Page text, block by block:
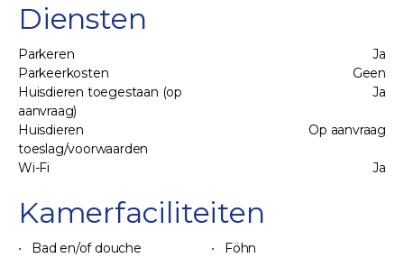
Diensten
Parkeren
Ja
Parkeerkosten
Geen
Huisdieren toegestaan (op
aanvraag)
Ja
Huisdieren
toeslag/voorwaarden
Op aanvraag
Wi-Fi Ja
Kamerfaciliteiten
Bad en/of douche
Föhn